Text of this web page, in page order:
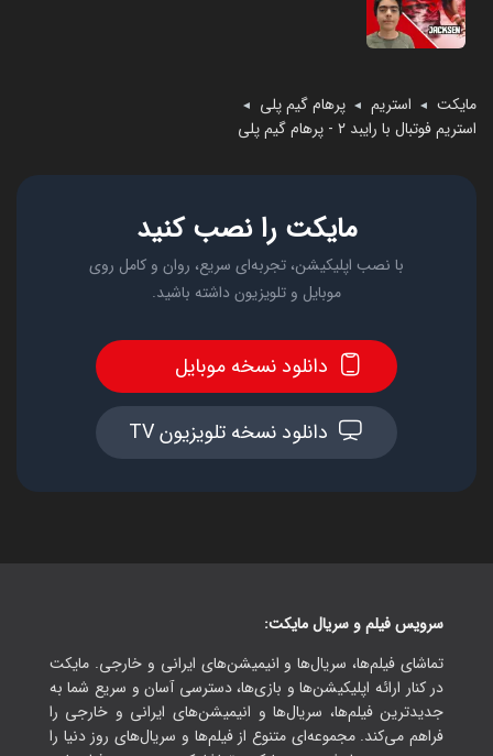
مایکت ◄ استریم ◄ پرهام گیم پلی ◄
استریم فوتبال با رایبد ۲ - پرهام گیم پلی
مایکت را نصب کنید
با نصب اپلیکیشن، تجربه‌ای سریع، روان و کامل روی
موبایل و تلویزیون داشته باشید.
دانلود نسخه موبایل
دانلود نسخه تلویزیون TV
سرویس فیلم و سریال مایکت:
تماشای فیلم‌ها، سریال‌ها و انیمیشن‌های ایرانی و خارجی. مایکت
در کنار ارائه اپلیکیشن‌ها و بازی‌ها، دسترسی آسان و سریع شما به
جدیدترین فیلم‌ها، سریال‌ها و انیمیشن‌های ایرانی و خارجی را
فراهم می‌کند. مجموعه‌ای متنوع از فیلم‌ها و سریال‌های روز دنیا را